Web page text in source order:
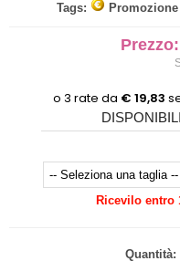
Tags:
Promozione
Prezzo:
Ricevilo entro
Quantità: